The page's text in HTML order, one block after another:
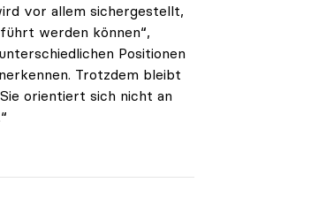
vor allem sichergestellt,
werden können“,
Positionen
Trotzdem bleibt
orientiert sich nicht an